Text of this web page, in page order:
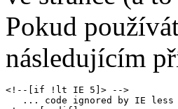
Pokud
následujícím
<!--[if !lt IE 5]> -->
... code ignored by IE less